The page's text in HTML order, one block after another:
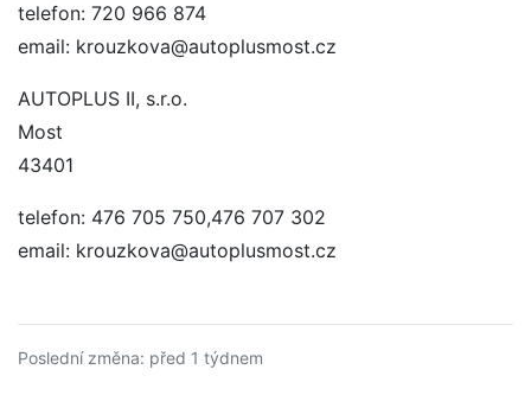
telefon: 720 966 874
email: krouzkova@autoplusmost.cz
AUTOPLUS II, s.r.o.
Most
43401
telefon: 476 705 750,476 707 302
email: krouzkova@autoplusmost.cz
Poslední změna: před 1 týdnem